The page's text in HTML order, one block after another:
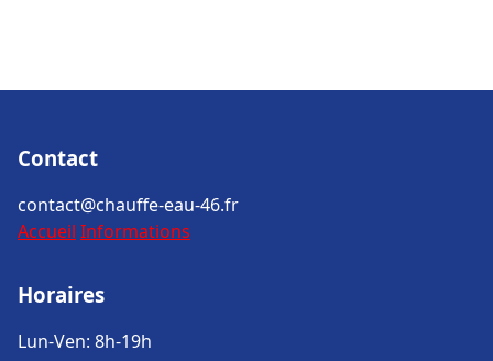
Contact
contact@chauffe-eau-46.fr
Accueil Informations
Horaires
Lun-Ven: 8h-19h